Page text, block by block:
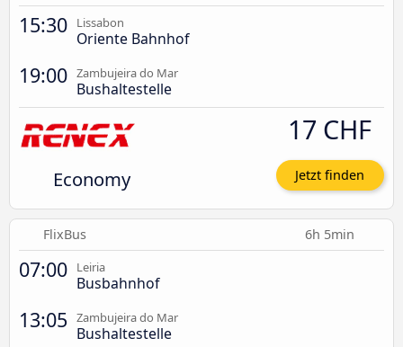
15:30 Lissabon
Oriente Bahnhof
19:00 Zambujeira do Mar
Bushaltestelle
Economy
17 CHF
Jetzt finden
FlixBus 6h 5min
07:00 Leiria
Busbahnhof
13:05 Zambujeira do Mar
Bushaltestelle